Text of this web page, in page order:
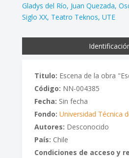
Gladys del Río Juan Quezada
Siglo XX Teatro Teknos UTE
Titulo: Escena de la obra
Código: NN-004385
Fecha: Sin fecha
Fondo: Universidad Técnica
Autores: Desconocido
País: Chile
Condiciones de acceso y